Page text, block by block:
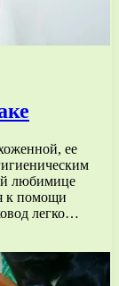
ее
любимице
к помощи
легко…